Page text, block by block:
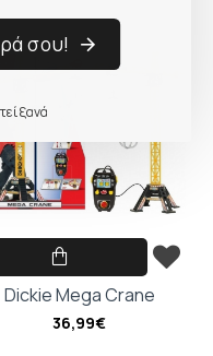
σου!
ξανά
Dickie Mega Crane
36,99€